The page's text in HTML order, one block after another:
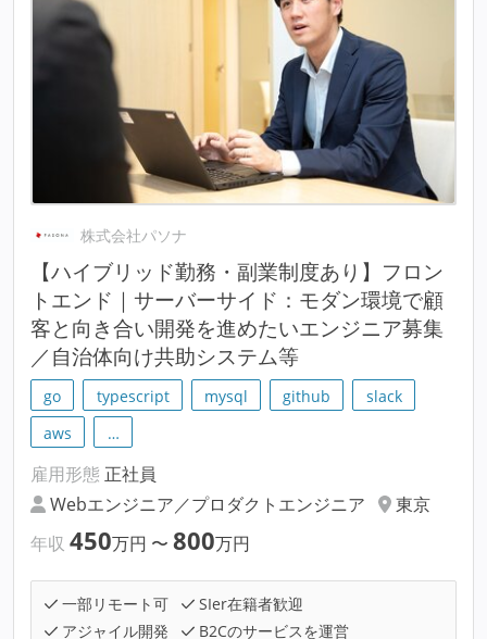
株式会社パソナ
【ハイブリッド勤務・副業制度あり】フロン
トエンド｜サーバーサイド：モダン環境で顧
客と向き合い開発を進めたいエンジニア募集
／自治体向け共助システム等
go typescript mysql github
slack
aws
…
雇用形態 正社員
Webエンジニア／プロダクトエンジニア
東京
年収 450万円 〜 800万円
一部リモート可
SIer在籍者歓迎
アジャイル開発
B2Cのサービスを運営